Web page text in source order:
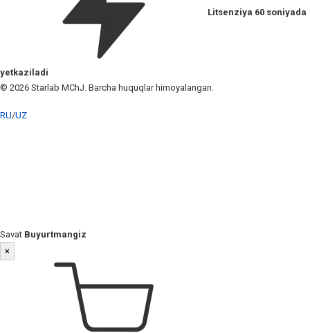
Litsenziya 60 soniyada
yetkaziladi
© 2026 Starlab MChJ. Barcha huquqlar himoyalangan.
RU/UZ
Savat Buyurtmangiz
×